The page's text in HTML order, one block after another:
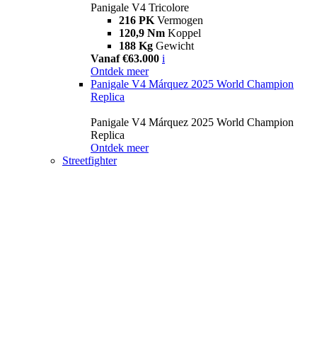
Panigale V4 Tricolore
216 PK Vermogen
120,9 Nm Koppel
188 Kg Gewicht
Vanaf €63.000 i
Ontdek meer
Panigale V4 Márquez 2025 World Champion
Replica
Panigale V4 Márquez 2025 World Champion
Replica
Ontdek meer
Streetfighter